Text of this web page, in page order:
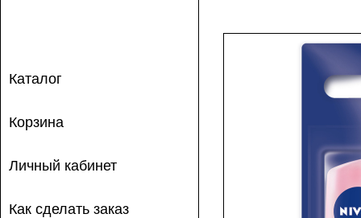
Каталог
Корзина
Личный кабинет
Как сделать заказ